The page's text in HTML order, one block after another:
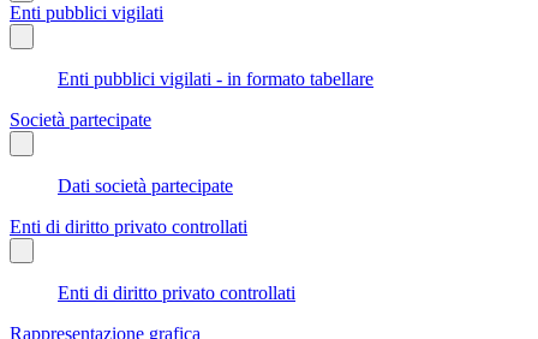
Enti pubblici vigilati
Enti pubblici vigilati - in formato tabellare
Società partecipate
Dati società partecipate
Enti di diritto privato controllati
Enti di diritto privato controllati
Rappresentazione grafica